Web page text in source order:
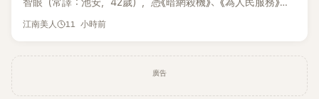
作品受到關注。近日她突拋喜訊，透過個人社群宣布將與前職
江南美人 11 小時前
廣告